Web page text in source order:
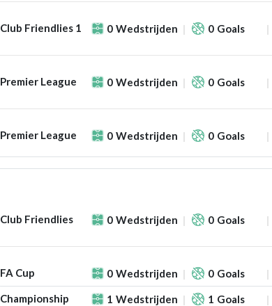
Club Friendlies 1 0 Wedstrijden 0 Goals
Premier League 0 Wedstrijden 0 Goals
Premier League 0 Wedstrijden 0 Goals
Club Friendlies 0 Wedstrijden 0 Goals
FA Cup 0 Wedstrijden 0 Goals
Championship 1 Wedstrijden 1 Goals